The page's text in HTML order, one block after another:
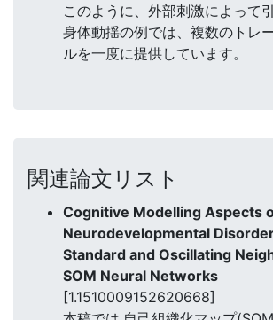
このように、外部刺激によって
身体動揺の例では、複数のトレ
ルを一度に提供しています。
関連論文リスト
Cognitive Modelling Aspects
Neurodevelopmental
Standard and Oscillating
SOM Neural Networks
[1.1510009152620668]